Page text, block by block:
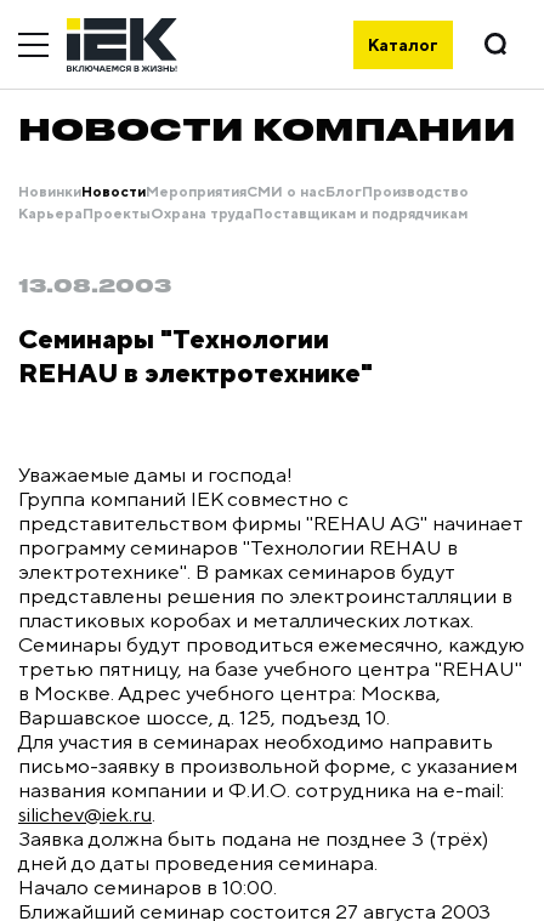
Каталог
НОВОСТИ КОМПАНИИ
НовинкиНовостиМероприятияСМИ о насБлогПроизводство
КарьераПроектыОхрана трудаПоставщикам и подрядчикам
13.08.2003
Семинары "Технологии
REHAU в электротехнике"
Уважаемые дамы и господа!
Группа компаний IEK совместно с
представительством фирмы "REHAU AG" начинает
программу семинаров "Технологии REHAU в
электротехнике". В рамках семинаров будут
представлены решения по электроинсталляции в
пластиковых коробах и металлических лотках.
Семинары будут проводиться ежемесячно, каждую
третью пятницу, на базе учебного центра "REHAU"
в Москве. Адрес учебного центра: Москва,
Варшавское шоссе, д. 125, подъезд 10.
Для участия в семинарах необходимо направить
письмо-заявку в произвольной форме, с указанием
названия компании и Ф.И.О. сотрудника на e-mail:
silichev@iek.ru.
Заявка должна быть подана не позднее 3 (трёх)
дней до даты проведения семинара.
Начало семинаров в 10:00.
Ближайший семинар состоится 27 августа 2003